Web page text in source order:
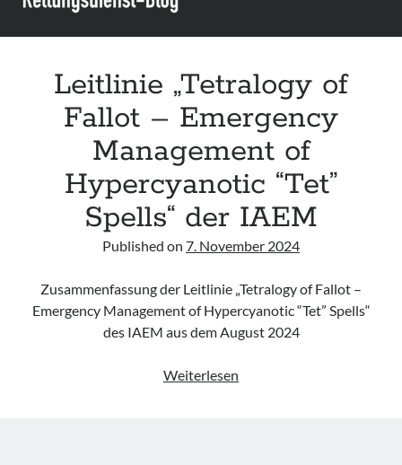
Leitlinie „Tetralogy of
Fallot – Emergency
Management of
Hypercyanotic “Tet”
Spells“ der IAEM
Published on 7. November 2024
Zusammenfassung der Leitlinie „Tetralogy of Fallot –
Emergency Management of Hypercyanotic “Tet” Spells“
des IAEM aus dem August 2024
Weiterlesen